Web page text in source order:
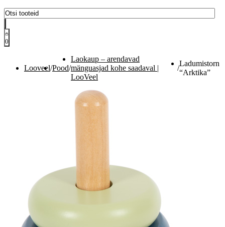
0
Looveel/Pood/
Laokaup – arendavad
mänguasjad kohe saadaval |
LooVeel
/
Ladumistorn
“Arktika”